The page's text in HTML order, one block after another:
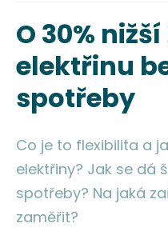
O 30%
elektřinu
spotřeby
Co je to flexibilita a
elektřiny? Jak se dá
spotřeby? Na jaká
zaměřit?